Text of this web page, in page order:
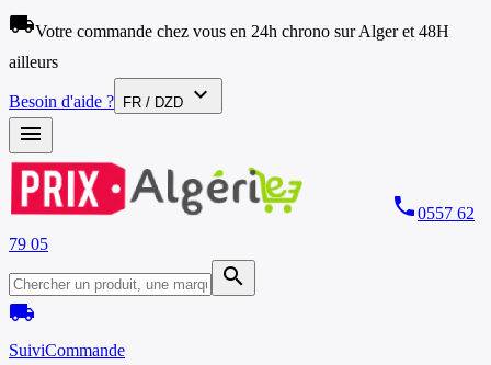
local_shippingVotre commande chez vous en 24h chrono sur Alger et 48H
ailleurs
Besoin d'aide ? FR / DZD
expand_more
menu
phone0557 62
79 05
search
local_shipping
SuiviCommande